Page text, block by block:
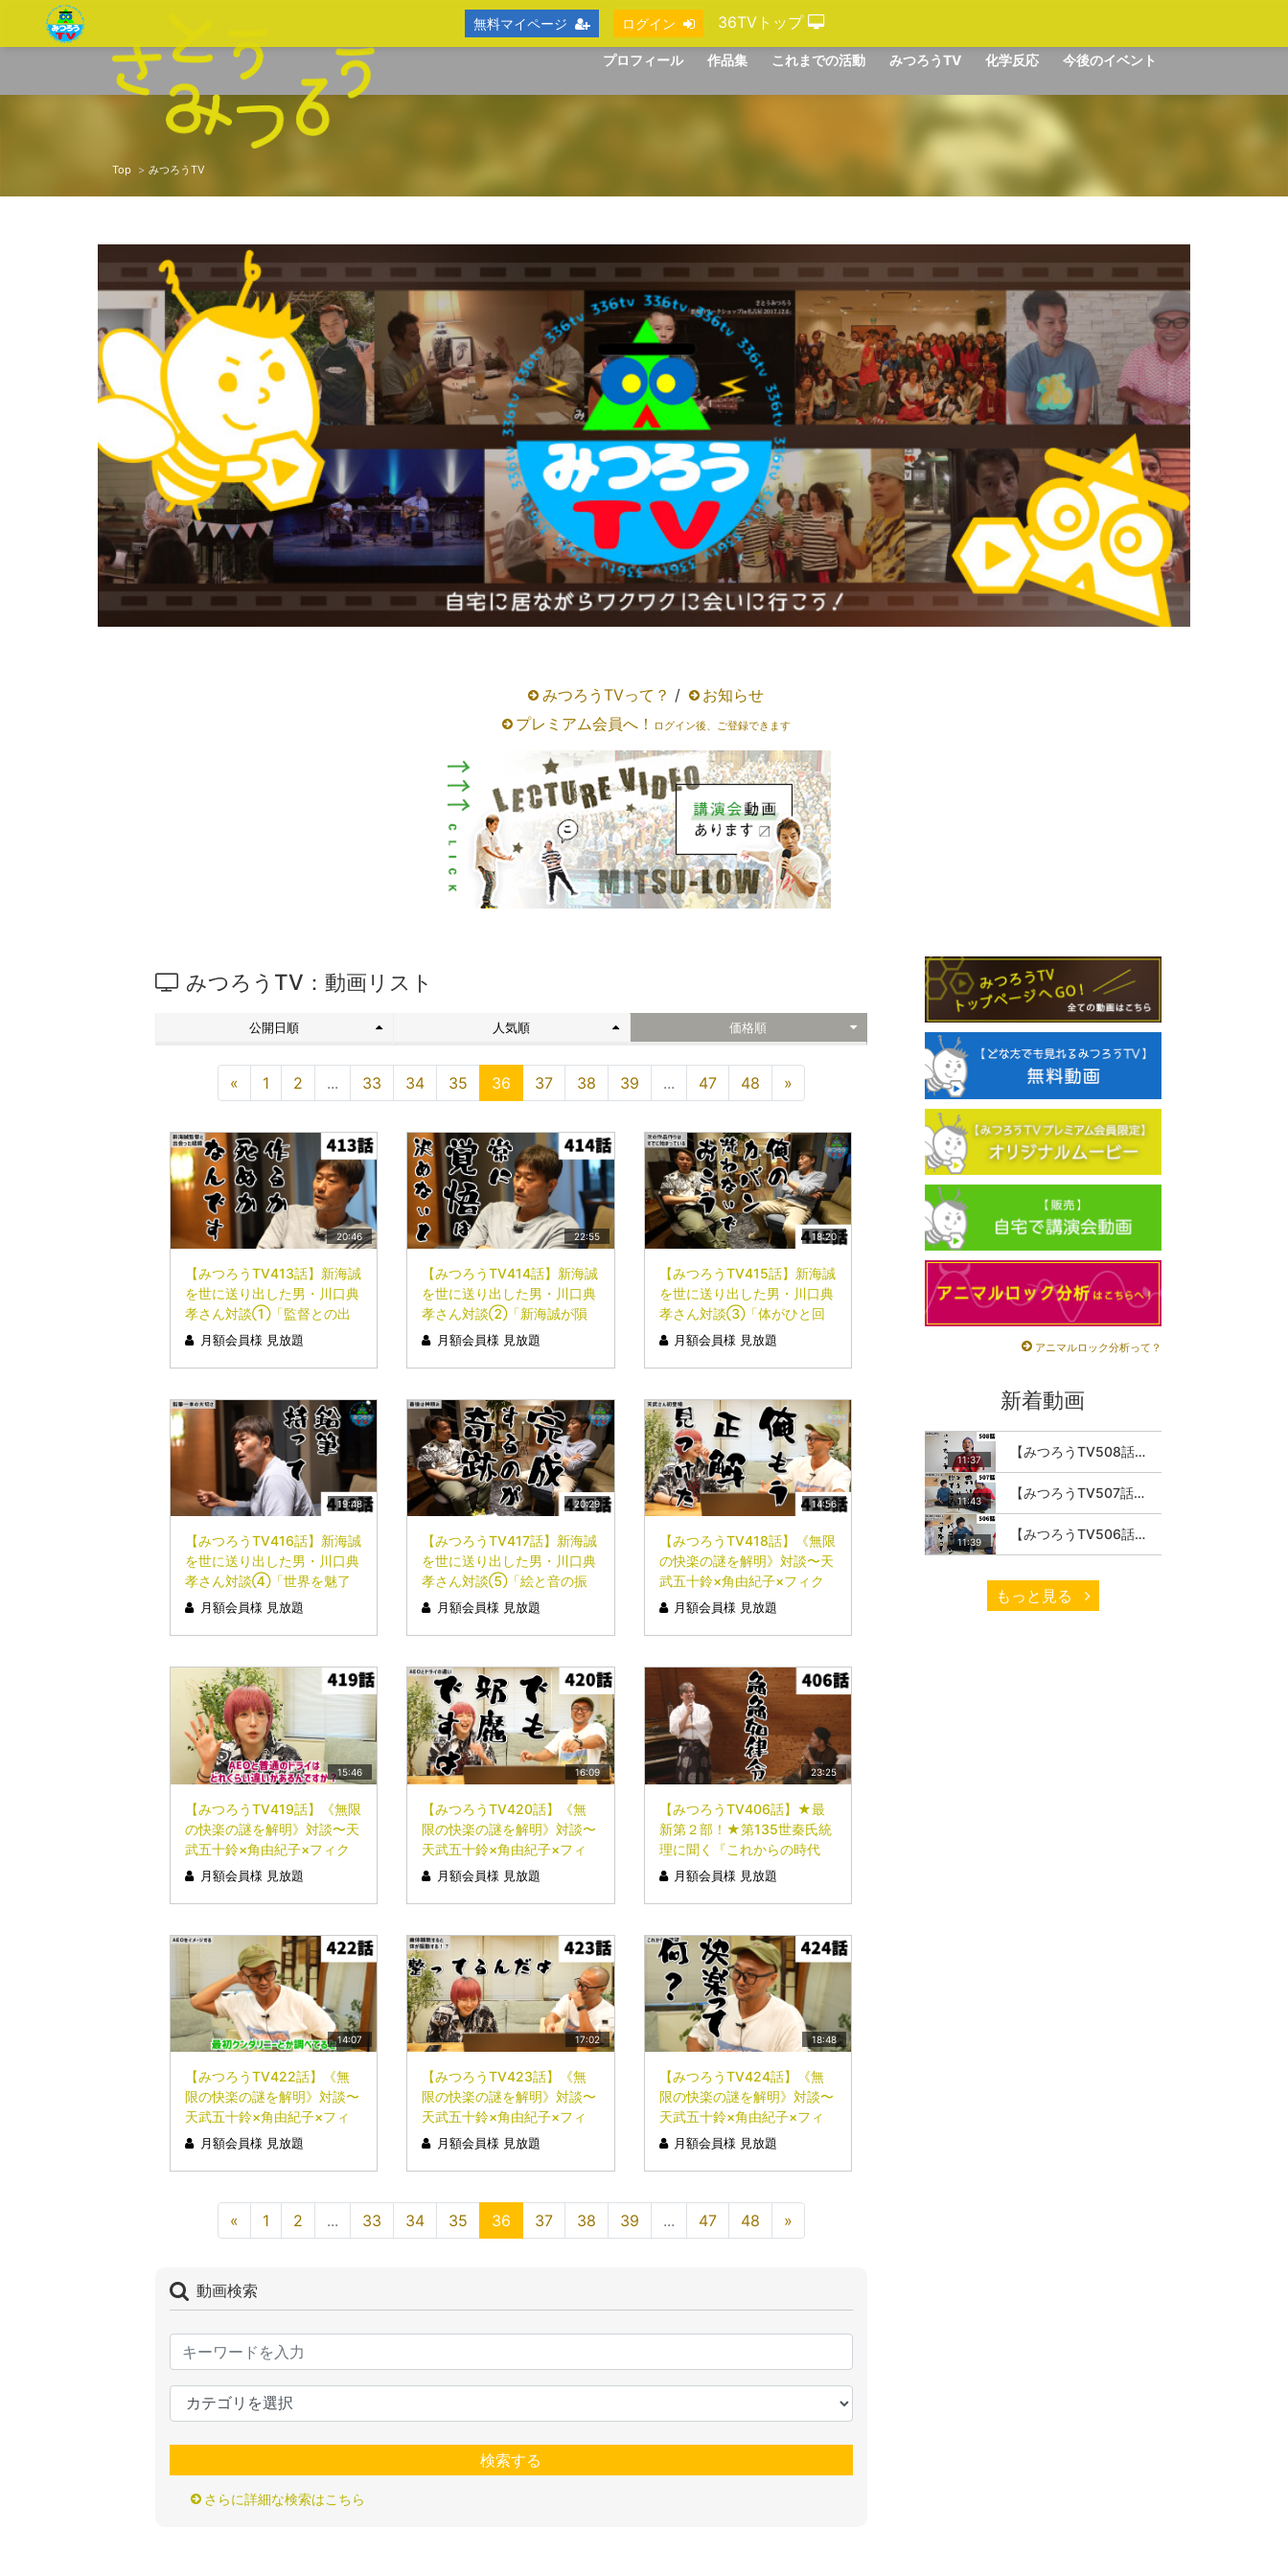
プロフィール 作品集 これまでの活動 みつろうTV 化学反応 今後のイベント
Top みつろうTV
みつろうTVって？ /
お知らせ
プレミアム会員へ！
ログイン後、ご登録できます
みつろうTV：動画リスト
公開日順 人気順 価格順
« 1 2 ... 33 34 35 36 37 38 39 ... 47 48 »
20:46
【みつろうTV413話】新海誠
を世に送り出した男・川口典
孝さん対談①「監督との出
会い──作るか、死ぬか」
月額会員様 見放題
22:55
【みつろうTV414話】新海誠
を世に送り出した男・川口典
孝さん対談②「新海誠が隕
石着陸・水害・3.11震災を描
月額会員様 見放題
18:20
【みつろうTV415話】新海誠
を世に送り出した男・川口典
孝さん対談③「体がひと回
り小さくなるほどの産みの苦
か？」〜」
月額会員様 見放題
19:48
【みつろうTV416話】新海誠
を世に送り出した男・川口典
孝さん対談④「世界を魅了
する一本の鉛筆」
月額会員様 見放題
20:29
【みつろうTV417話】新海誠
を世に送り出した男・川口典
孝さん対談⑤「絵と音の振
動が生む感動」
月額会員様 見放題
14:56
【みつろうTV418話】《無限
の快楽の謎を解明》対談〜天
武五十鈴×角由紀子×フィク
サー〜①
月額会員様 見放題
15:46
【みつろうTV419話】《無限
の快楽の謎を解明》対談〜天
武五十鈴×角由紀子×フィク
サー〜②
月額会員様 見放題
16:09
【みつろうTV420話】《無
限の快楽の謎を解明》対談〜
天武五十鈴×角由紀子×フィ
クサー〜③
月額会員様 見放題
23:25
【みつろうTV406話】★最
新第２部！★第135世秦氏統
理に聞く『これからの時代
の、処世術』シリーズ③
〝雨〟の種類」
月額会員様 見放題
14:07
【みつろうTV422話】《無
限の快楽の謎を解明》対談〜
天武五十鈴×角由紀子×フィ
クサー〜⑤
月額会員様 見放題
17:02
【みつろうTV423話】《無
限の快楽の謎を解明》対談〜
天武五十鈴×角由紀子×フィ
クサー〜⑥
月額会員様 見放題
18:48
【みつろうTV424話】《無
限の快楽の謎を解明》対談〜
天武五十鈴×角由紀子×フィ
クサー〜⑦（最終回）
月額会員様 見放題
« 1 2 ... 33 34 35 36 37 38 39 ... 47 48 »
動画検索
検索する
さらに詳細な検索はこちら
アニマルロック分析って？
無料マイページ ログイン 36TVトップ
新着動画
11:37 【みつろうTV508話】さとうみつろう『サトレル男塾』編④「“毎日”が変わります。楽しく」
11:43 【みつろうTV507話】さとうみつろう『サトレル男塾』編③「快楽は“自分のカラダの内側”にしかない」
11:39 【みつろうTV506話】さとうみつろう『サトレル男塾』編②「不思議な棒をお尻に…」
もっと見る